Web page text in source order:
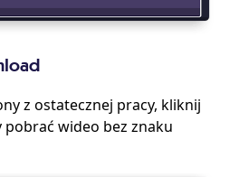
z ostatecznej pracy, kliknij
wideo bez znaku